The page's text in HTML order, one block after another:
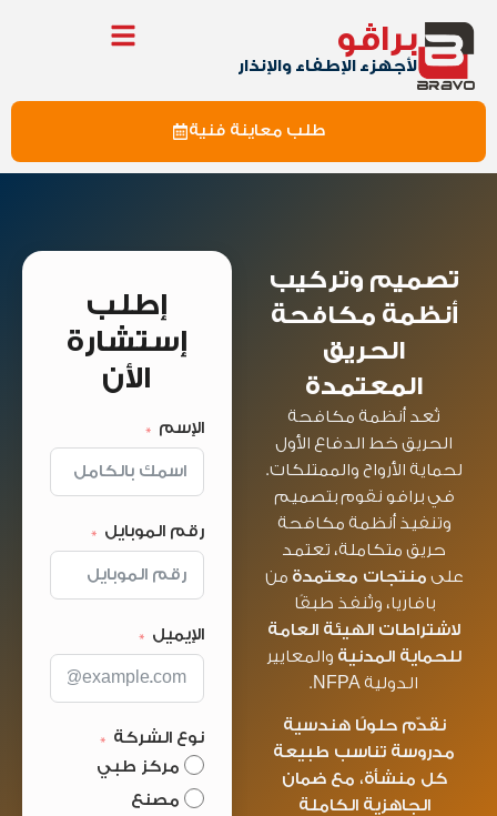
براڤو
لأجهزء الإطفاء والإنذار
طلب معاينة فنية
تصميم وتركيب
أنظمة مكافحة
الحريق
المعتمدة
تُعد أنظمة مكافحة
الحريق خط الدفاع الأول
لحماية الأرواح والممتلكات.
في برافو نقوم بتصميم
وتنفيذ أنظمة مكافحة
حريق متكاملة، تعتمد
على منتجات معتمدة من
بافاريا، وتُنفذ طبقًا
لاشتراطات الهيئة العامة
للحماية المدنية والمعايير
الدولية NFPA.
نقدّم حلولًا هندسية
مدروسة تناسب طبيعة
كل منشأة، مع ضمان
الجاهزية الكاملة
إطلب
إستشارة
الأن
الإسم
رقم الموبايل
الإيميل
نوع الشركة
مركز طبي
مصنع